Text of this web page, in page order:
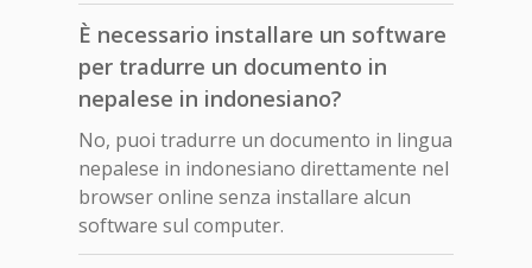
È necessario installare un software
per tradurre un documento in
nepalese in indonesiano?
No, puoi tradurre un documento in lingua
nepalese in indonesiano direttamente nel
browser online senza installare alcun
software sul computer.